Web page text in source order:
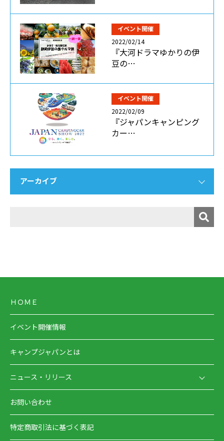
イベント開催
2022/02/14
『大河ドラマゆかりの伊
豆の…
イベント開催
2022/02/09
『ジャパンキャンピング
カー…
アーカイブ
ＨＯＭＥ
イベント開催情報
キャンプジャパンとは
ニュース・リリース
お問い合わせ
特定商取引法に基づく表記